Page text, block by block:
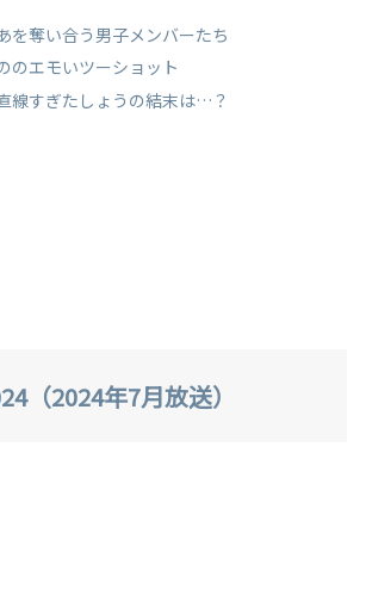
を奪い合う男子メンバーたち
のエモいツーショット
線すぎたしょうの結末は…？
（2024年7月放送）